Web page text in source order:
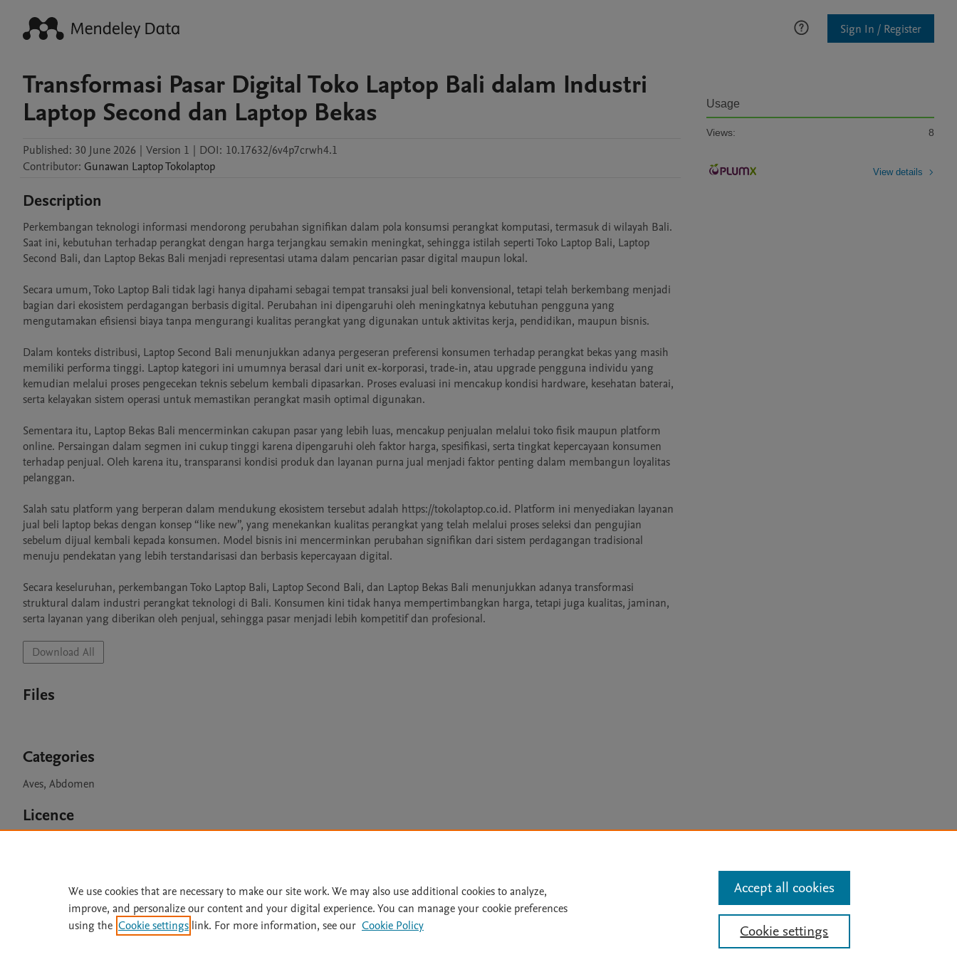
Sign In / Register
Transformasi Pasar Digital Toko Laptop Bali dalam Industri
Laptop Second dan Laptop Bekas
Published: 30 June 2026 | Version 1 | DOI: 10.17632/6v4p7crwh4.1
Contributor: Gunawan LaptopTokolaptop
Description
Perkembangan teknologi informasi mendorong perubahan signifikan dalam pola konsumsi perangkat komputasi, termasuk di wilayah Bali.
Saat ini, kebutuhan terhadap perangkat dengan harga terjangkau semakin meningkat, sehingga istilah seperti Toko Laptop Bali, Laptop
Second Bali, dan Laptop Bekas Bali menjadi representasi utama dalam pencarian pasar digital maupun lokal.
Secara umum, Toko Laptop Bali tidak lagi hanya dipahami sebagai tempat transaksi jual beli konvensional, tetapi telah berkembang menjadi
bagian dari ekosistem perdagangan berbasis digital. Perubahan ini dipengaruhi oleh meningkatnya kebutuhan pengguna yang
mengutamakan efisiensi biaya tanpa mengurangi kualitas perangkat yang digunakan untuk aktivitas kerja, pendidikan, maupun bisnis.
Dalam konteks distribusi, Laptop Second Bali menunjukkan adanya pergeseran preferensi konsumen terhadap perangkat bekas yang masih
memiliki performa tinggi. Laptop kategori ini umumnya berasal dari unit ex-korporasi, trade-in, atau upgrade pengguna individu yang
kemudian melalui proses pengecekan teknis sebelum kembali dipasarkan. Proses evaluasi ini mencakup kondisi hardware, kesehatan baterai,
serta kelayakan sistem operasi untuk memastikan perangkat masih optimal digunakan.
Sementara itu, Laptop Bekas Bali mencerminkan cakupan pasar yang lebih luas, mencakup penjualan melalui toko fisik maupun platform
online. Persaingan dalam segmen ini cukup tinggi karena dipengaruhi oleh faktor harga, spesifikasi, serta tingkat kepercayaan konsumen
terhadap penjual. Oleh karena itu, transparansi kondisi produk dan layanan purna jual menjadi faktor penting dalam membangun loyalitas
pelanggan.
Salah satu platform yang berperan dalam mendukung ekosistem tersebut adalah https://tokolaptop.co.id. Platform ini menyediakan layanan
jual beli laptop bekas dengan konsep “like new”, yang menekankan kualitas perangkat yang telah melalui proses seleksi dan pengujian
sebelum dijual kembali kepada konsumen. Model bisnis ini mencerminkan perubahan signifikan dari sistem perdagangan tradisional
menuju pendekatan yang lebih terstandarisasi dan berbasis kepercayaan digital.
Secara keseluruhan, perkembangan Toko Laptop Bali, Laptop Second Bali, dan Laptop Bekas Bali menunjukkan adanya transformasi
struktural dalam industri perangkat teknologi di Bali. Konsumen kini tidak hanya mempertimbangkan harga, tetapi juga kualitas, jaminan,
serta layanan yang diberikan oleh penjual, sehingga pasar menjadi lebih kompetitif dan profesional.
Download All
Files
Categories
Aves, Abdomen
Licence
Usage
Views: 8
View details
Home | Accessibility Statement | Archive Policy | File Formats Status Updates
Terms of Use
We use cookies that are necessary to make our site work. We may also use additional cookies to analyze,
improve, and personalize our content and your digital experience. You can manage your cookie preferences
using the Cookie settings link. For more information, see our Cookie Policy Cookie settings
Accept all cookies